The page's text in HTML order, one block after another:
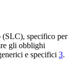
(SLC), specifico per
gli obblighi
e specifici 3.